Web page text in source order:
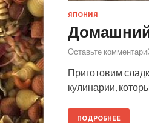
ЯПОНИЯ
Оставьте
Приготовим
кулинарии,
ПОДРОБНЕЕ